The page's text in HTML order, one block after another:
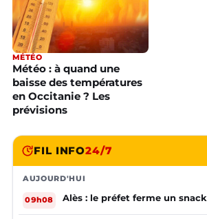
MÉTÉO
Météo : à quand une
baisse des températures
en Occitanie ? Les
prévisions
FIL INFO24/7
AUJOURD'HUI
09h08 Alès : le préfet ferme un snack